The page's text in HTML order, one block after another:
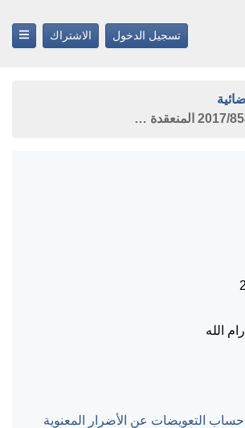
تسجيل الدخول الاشتراك
الله
حساب التعويضات عن الأضرار المعنوية